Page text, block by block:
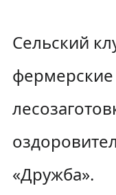
Сельский
фермерские
«Дружба».